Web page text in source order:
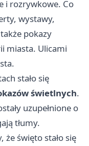
i rozrywkowe. Co
wystawy,
pokazy
miasta. Ulicami
stało się
świetlnych.
uzupełnione o
tłumy.
że święto stało się